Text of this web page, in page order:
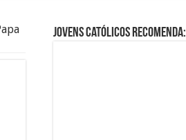
os Católicos no Cinema
Jovens Católicos Recomenda: